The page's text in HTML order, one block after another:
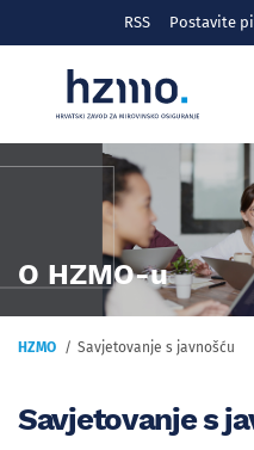
RSS Postavite
O HZMO-u
HZMO Savjetovanje s javnošću
Savjetovanje s